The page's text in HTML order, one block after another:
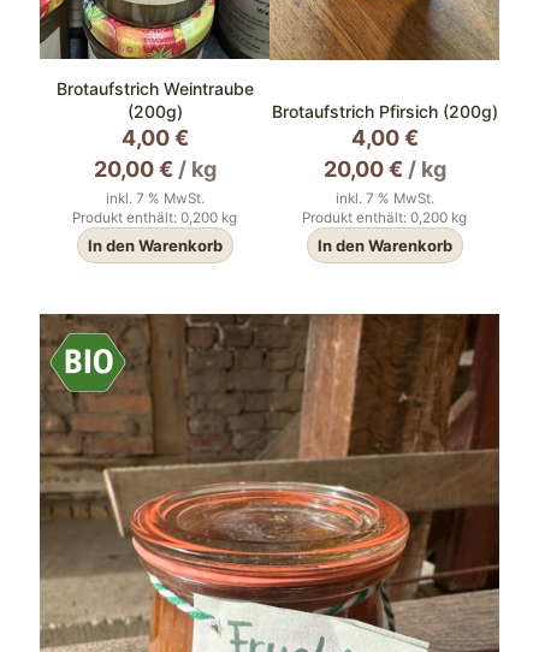
Brotaufstrich Weintraube
(200g)
4,00€
20,00€ / kg
inkl. 7 % MwSt.
Produkt enthält: 0,200 kg
In den Warenkorb
Brotaufstrich Pfirsich (200g)
4,00€
20,00€ / kg
inkl. 7 % MwSt.
Produkt enthält: 0,200 kg
In den Warenkorb